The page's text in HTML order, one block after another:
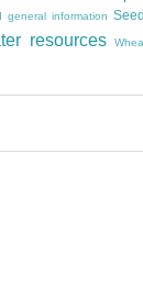
general information
resources